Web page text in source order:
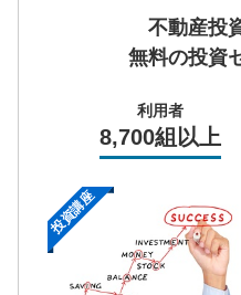
不動産投
無料の投資
利用者
8,700組以上
投資講座